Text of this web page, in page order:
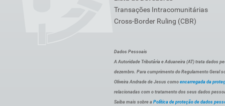
Transações Intracomunitárias
Cross-Border Ruling (CBR)
Dados Pessoais
A Autoridade Tributária e Aduaneira (AT) trata dados
dezembro. Para cumprimento do Regulamento Geral
Oliveira Andrade de Jesus como encarregada da
relacionadas com o tratamento dos seus dados
Saiba mais sobre a Política de proteção de dados